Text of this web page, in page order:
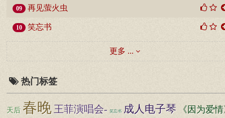
09 再见萤火虫
10 笑忘书
更多 ...
热门标签
天后 春晚王菲演唱会- 笑忘书 成人电子琴 《因为爱